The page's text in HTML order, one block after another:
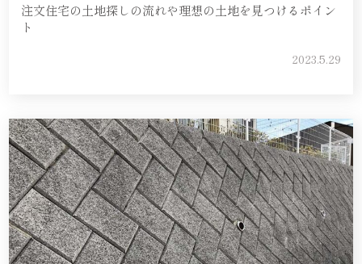
注文住宅の土地探しの流れや理想の土地を見つけるポイン
ト
2023.5.29